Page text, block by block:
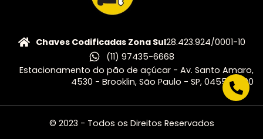
Chaves Codificadas Zona Sul28.423.924/0001-10
(11) 97435-6668
Estacionamento do pão de açúcar - Av. Santo Amaro,
4530 - Brooklin, São Paulo - SP, 04556-500
© 2023 - Todos os Direitos Reservados